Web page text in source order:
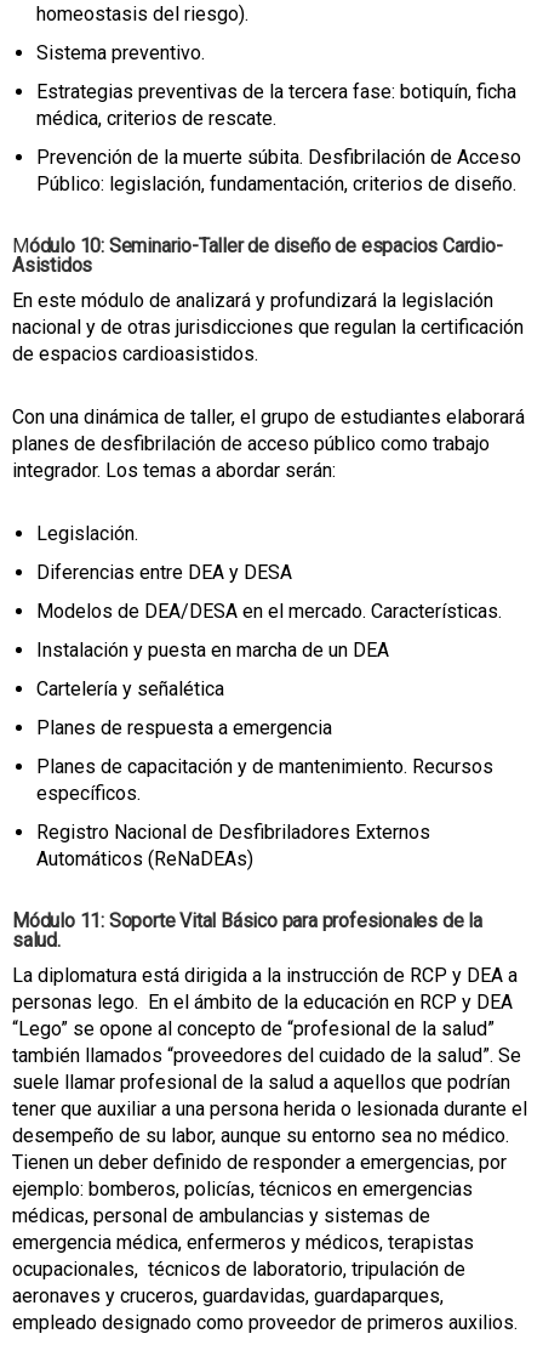
homeostasis del riesgo).
Sistema preventivo.
Estrategias preventivas de la tercera fase: botiquín, ficha
médica, criterios de rescate.
Prevención de la muerte súbita. Desfibrilación de Acceso
Público: legislación, fundamentación, criterios de diseño.
Módulo 10: Seminario-Taller de diseño de espacios Cardio-
Asistidos
En este módulo de analizará y profundizará la legislación
nacional y de otras jurisdicciones que regulan la certificación
de espacios cardioasistidos.
Con una dinámica de taller, el grupo de estudiantes elaborará
planes de desfibrilación de acceso público como trabajo
integrador. Los temas a abordar serán:
Legislación.
Diferencias entre DEA y DESA
Modelos de DEA/DESA en el mercado. Características.
Instalación y puesta en marcha de un DEA
Cartelería y señalética
Planes de respuesta a emergencia
Planes de capacitación y de mantenimiento. Recursos
específicos.
Registro Nacional de Desfibriladores Externos
Automáticos (ReNaDEAs)
Módulo 11: Soporte Vital Básico para profesionales de la
salud.
La diplomatura está dirigida a la instrucción de RCP y DEA a
personas lego. En el ámbito de la educación en RCP y DEA
“Lego” se opone al concepto de “profesional de la salud”
también llamados “proveedores del cuidado de la salud”. Se
suele llamar profesional de la salud a aquellos que podrían
tener que auxiliar a una persona herida o lesionada durante el
desempeño de su labor, aunque su entorno sea no médico.
Tienen un deber definido de responder a emergencias, por
ejemplo: bomberos, policías, técnicos en emergencias
médicas, personal de ambulancias y sistemas de
emergencia médica, enfermeros y médicos, terapistas
ocupacionales, técnicos de laboratorio, tripulación de
aeronaves y cruceros, guardavidas, guardaparques,
empleado designado como proveedor de primeros auxilios.